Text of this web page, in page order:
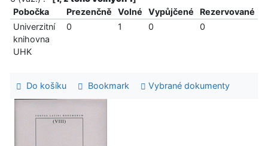
Pobočka
Prezenčně Volné Vypůjčené
Rezervované
Univerzitní
knihovna
UHK
0 1 0 0
Do košíku Bookmark Vybrané dokumenty